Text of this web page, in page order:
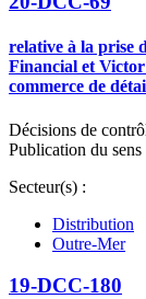
relative à la prise
Financial et
commerce de
Décisions de
Publication du
Secteur(s) :
Distribution
Outre-Mer
19-DCC-180